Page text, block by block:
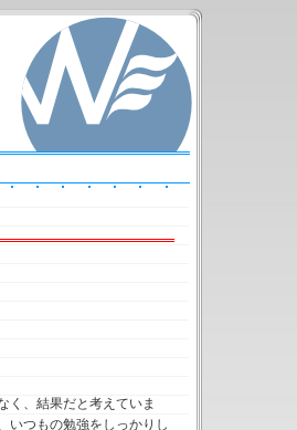
く、結果だと考えていま
いつもの勉強をしっかりし